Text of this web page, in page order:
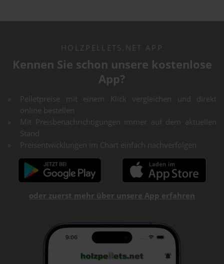
HOLZPELLETS.NET APP
Kennen Sie schon unsere kostenlose
App?
Pelletpreise mit einem Klick vergleichen und direkt
online bestellen
Mit Preisbenachrichtigungen immer auf dem aktuellen
Stand
Preisentwicklungen im Chart einfach nachverfolgen
oder zuerst mehr über unsere App erfahren